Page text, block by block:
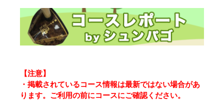
【注意】
・掲載されているコース情報は最新ではない場合があ
ります。ご利用の前にコースにご確認ください。